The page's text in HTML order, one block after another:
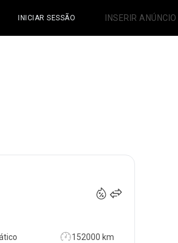
INICIAR SESSÃO INSERIR ANÚNCIO
152000 km